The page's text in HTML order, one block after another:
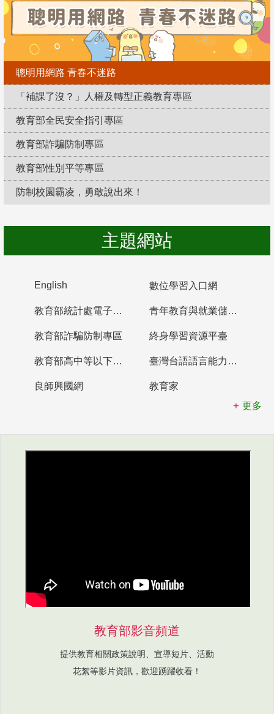
聰明用網路 青春不迷路
「補課了沒？」人權及轉型正義教育專區
教育部全民安全指引專區
教育部詐騙防制專區
教育部性別平等專區
防制校園霸凌，勇敢說出來！
主題網站
English 數位學習入口網
教育部統計處電子書櫃 青年教育與就業儲蓄帳戶
教育部詐騙防制專區 終身學習資源平臺
教育部高中等以下學校及幼兒園教師資格檢定考試 臺灣台語語言能力認證網站
良師興國網
教育家
更多
教育部影音頻道
提供教育相關政策說明、宣導短片、活動
花絮等影片資訊，歡迎踴躍收看！